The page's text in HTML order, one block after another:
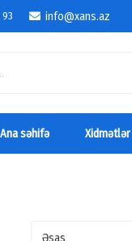
93 info@xans.az
Ana səhifə Xidmətlər